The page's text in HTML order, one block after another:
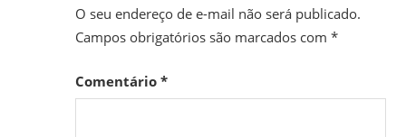
O seu endereço de e-mail não será publicado.
Campos obrigatórios são marcados com *
Comentário *